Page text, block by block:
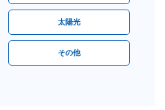
太陽光
その他